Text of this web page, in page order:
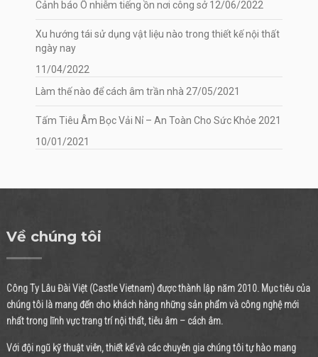
Cảnh báo Ô nhiễm tiếng ồn nơi công sở 12/06/2022
Xu hướng tái sử dụng vật liệu nào trong thiết kế nội thất
ngày nay
11/04/2022
Làm thế nào để cách âm trần nhà 27/05/2021
Tấm Tiêu Âm Bọc Vải Nỉ – An Toàn Cho Sức Khỏe 2021
10/01/2021
Về chúng tôi
Công Ty Lâu Đài Việt (Castle Vietnam) được thành lập năm 2010. Mục tiêu của
chúng tôi là mang đến cho khách hàng những sản phẩm và công nghệ mới
nhất trong lĩnh vực trang trí nội thất, tiêu âm – cách âm.
Với đội ngũ kỹ thuật viên, thiết kế và các chuyên gia chúng tôi tự hào mang